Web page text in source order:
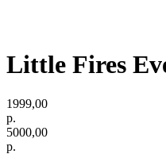
Little Fires
1999,00
р.
5000,00
р.